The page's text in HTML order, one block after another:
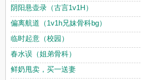
阴阳悬壶录（古言1v1H）
偏离航道（1v1h兄妹骨科bg）
临时起意（校园）
春水误（姐弟骨科）
鲜奶甩卖，买一送妻